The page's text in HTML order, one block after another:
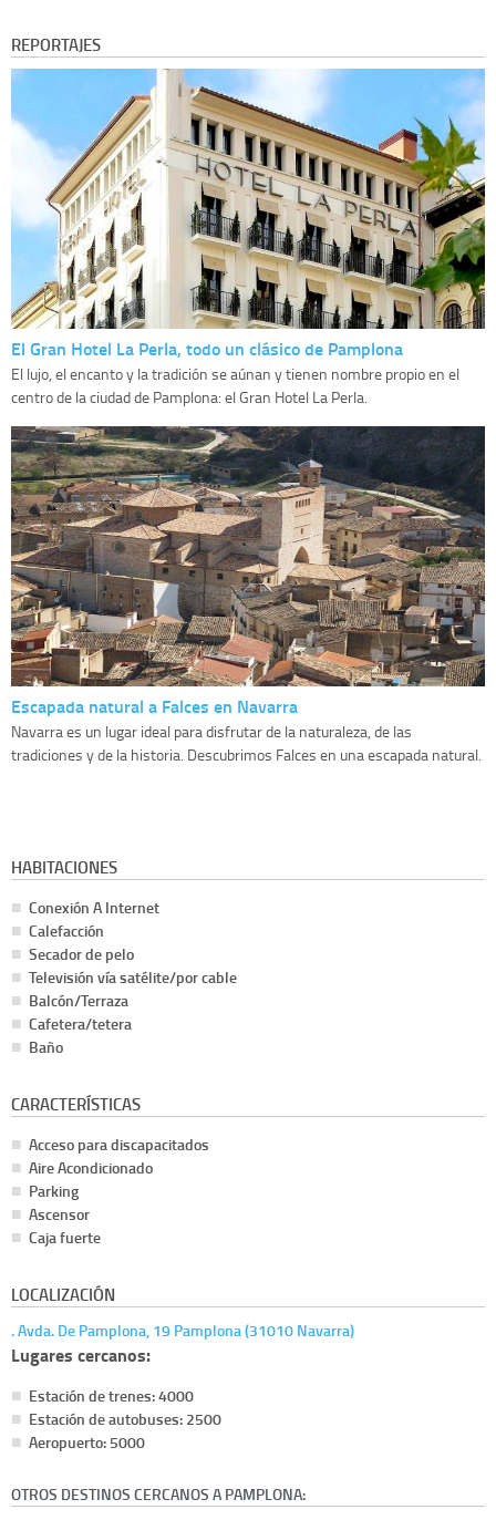
REPORTAJES
El Gran Hotel La Perla, todo un clásico de Pamplona
El lujo, el encanto y la tradición se aúnan y tienen nombre propio en el
centro de la ciudad de Pamplona: el Gran Hotel La Perla.
Escapada natural a Falces en Navarra
Navarra es un lugar ideal para disfrutar de la naturaleza, de las
tradiciones y de la historia. Descubrimos Falces en una escapada natural.
HABITACIONES
Conexión A Internet
Calefacción
Secador de pelo
Televisión vía satélite/por cable
Balcón/Terraza
Cafetera/tetera
Baño
CARACTERÍSTICAS
Acceso para discapacitados
Aire Acondicionado
Parking
Ascensor
Caja fuerte
LOCALIZACIÓN
. Avda. De Pamplona, 19 Pamplona (31010 Navarra)
Lugares cercanos:
Estación de trenes: 4000
Estación de autobuses: 2500
Aeropuerto: 5000
OTROS DESTINOS CERCANOS A PAMPLONA: